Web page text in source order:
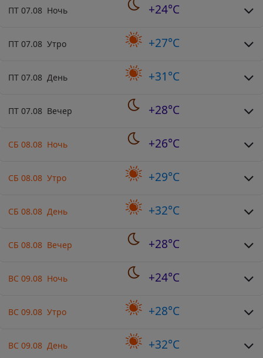
ПТ 07.08 Ночь +24°C
ПТ 07.08 Утро +27°C
ПТ 07.08 День +31°C
ПТ 07.08 Вечер +28°C
СБ 08.08 Ночь +26°C
СБ 08.08 Утро +29°C
СБ 08.08 День +32°C
СБ 08.08 Вечер +28°C
ВС 09.08 Ночь +24°C
ВС 09.08 Утро +28°C
ВС 09.08 День +32°C